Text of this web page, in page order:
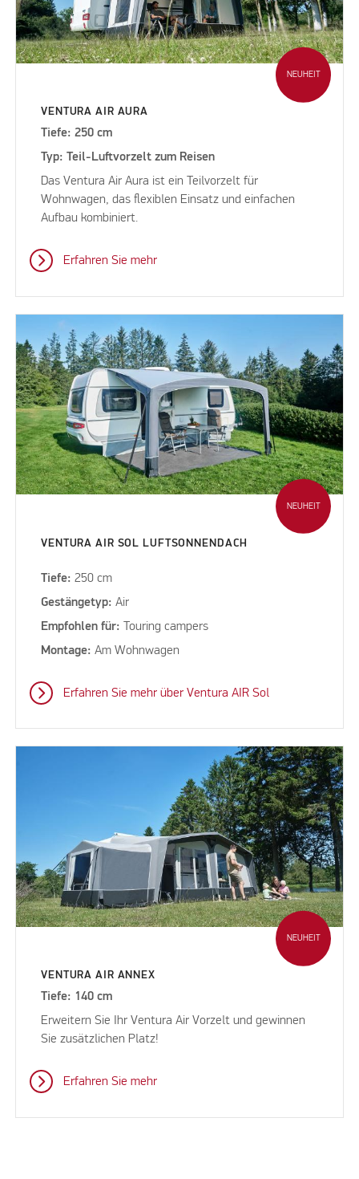
NEUHEIT
VENTURA AIR AURA
Tiefe: 250 cm
Typ: Teil-Luftvorzelt zum Reisen
Das Ventura Air Aura ist ein Teilvorzelt für
Wohnwagen, das flexiblen Einsatz und einfachen
Aufbau kombiniert.
Erfahren Sie mehr
NEUHEIT
VENTURA AIR SOL LUFTSONNENDACH
Tiefe:250 cm
Gestängetyp: Air
Empfohlen für: Touring campers
Montage: Am Wohnwagen
Erfahren Sie mehr über Ventura AIR Sol
NEUHEIT
VENTURA AIR ANNEX
Tiefe: 140 cm
Erweitern Sie Ihr Ventura Air Vorzelt und gewinnen
Sie zusätzlichen Platz!
Erfahren Sie mehr